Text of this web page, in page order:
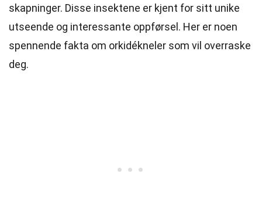
skapninger. Disse insektene er kjent for sitt unike
utseende og interessante oppførsel. Her er noen
spennende fakta om orkidékneler som vil overraske
deg.